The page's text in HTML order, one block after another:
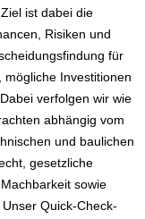
ist dabei die
Risiken und
für
Investitionen
verfolgen wir wie
abhängig vom
und baulichen
gesetzliche
sowie
Quick-Check-